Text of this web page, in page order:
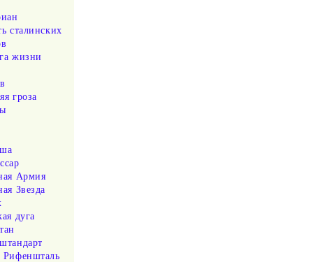
сталинских
жизни
гроза
Армия
Звезда
дуга